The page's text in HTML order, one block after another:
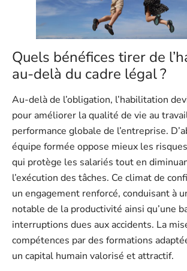
Quels bénéfices tirer de
au-delà du cadre légal ?
Au-delà de l’obligation, l’habilitation
pour améliorer la qualité de vie au
performance globale de l’entreprise.
équipe formée oppose mieux les
qui protège les salariés tout en
l’exécution des tâches. Ce climat de
un engagement renforcé, conduisant à
notable de la productivité ainsi qu’une
interruptions dues aux accidents. La
compétences par des formations
un capital humain valorisé et attractif.